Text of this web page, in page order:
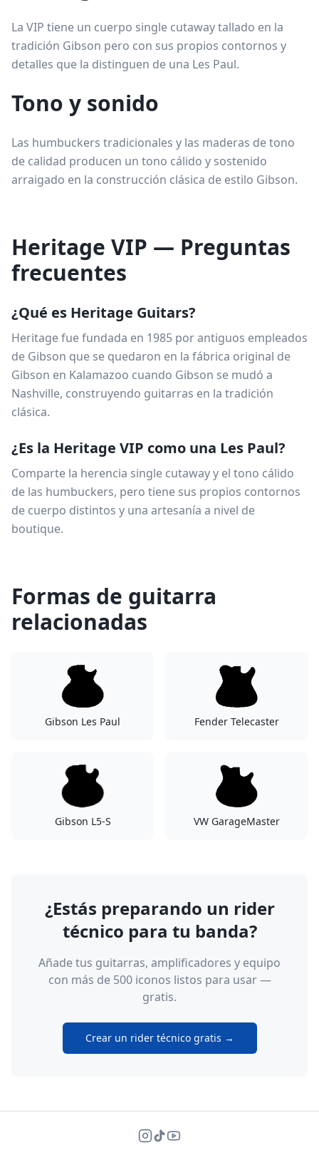
La VIP tiene un cuerpo single cutaway tallado en la
tradición Gibson pero con sus propios contornos y
detalles que la distinguen de una Les Paul.
Tono y sonido
Las humbuckers tradicionales y las maderas de tono
de calidad producen un tono cálido y sostenido
arraigado en la construcción clásica de estilo Gibson.
Heritage VIP — Preguntas
frecuentes
¿Qué es Heritage Guitars?
Heritage fue fundada en 1985 por antiguos empleados
de Gibson que se quedaron en la fábrica original de
Gibson en Kalamazoo cuando Gibson se mudó a
Nashville, construyendo guitarras en la tradición
clásica.
¿Es la Heritage VIP como una Les Paul?
Comparte la herencia single cutaway y el tono cálido
de las humbuckers, pero tiene sus propios contornos
de cuerpo distintos y una artesanía a nivel de
boutique.
Formas de guitarra
relacionadas
Gibson Les Paul Fender Telecaster
Gibson L5-S VW GarageMaster
¿Estás preparando un rider
técnico para tu banda?
Añade tus guitarras, amplificadores y equipo
con más de 500 iconos listos para usar —
gratis.
Crear un rider técnico gratis →